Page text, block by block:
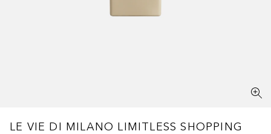
LE VIE DI MILANO LIMITLESS SHOPPING